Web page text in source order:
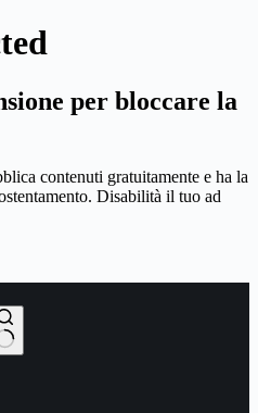
per bloccare la
contenuti gratuitamente e ha la
Disabilità il tuo ad